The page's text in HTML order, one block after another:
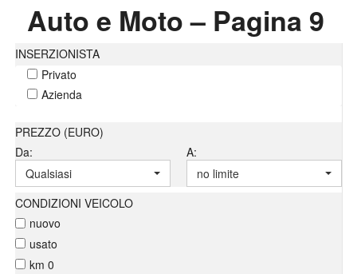
Auto e Moto – Pagina 9
INSERZIONISTA
Privato
Azienda
PREZZO (EURO)
Da:
A:
Qualsiasi
no limite
CONDIZIONI VEICOLO
nuovo
usato
km 0